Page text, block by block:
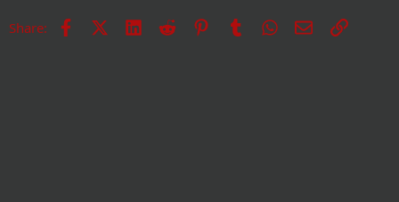
s
Share: Facebook LinkedInReddit PinterestTumblrWhatsApp
Е-поштаВрска